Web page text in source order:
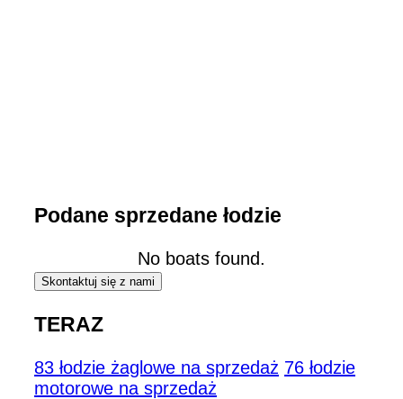
Podane sprzedane łodzie
No boats found.
Skontaktuj się z nami
TERAZ
83 łodzie żaglowe na sprzedaż 76 łodzie
motorowe na sprzedaż